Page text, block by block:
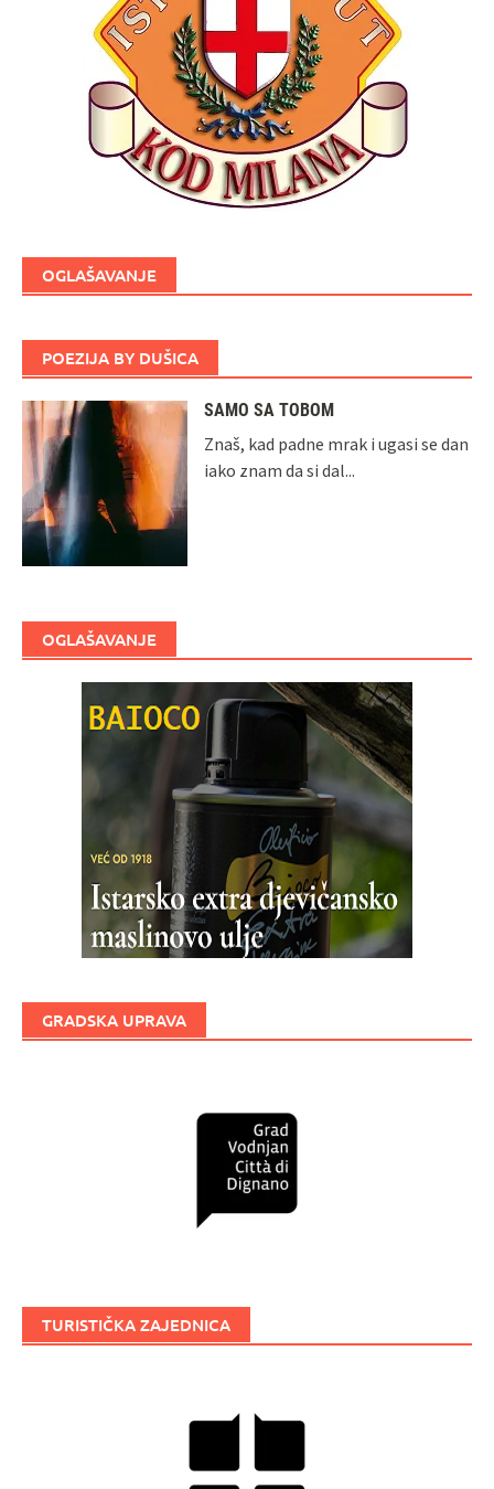
OGLAŠAVANJE
POEZIJA BY DUŠICA
SAMO SA TOBOM
Znaš, kad padne mrak i ugasi se dan
iako znam da si dal...
OGLAŠAVANJE
GRADSKA UPRAVA
TURISTIČKA ZAJEDNICA